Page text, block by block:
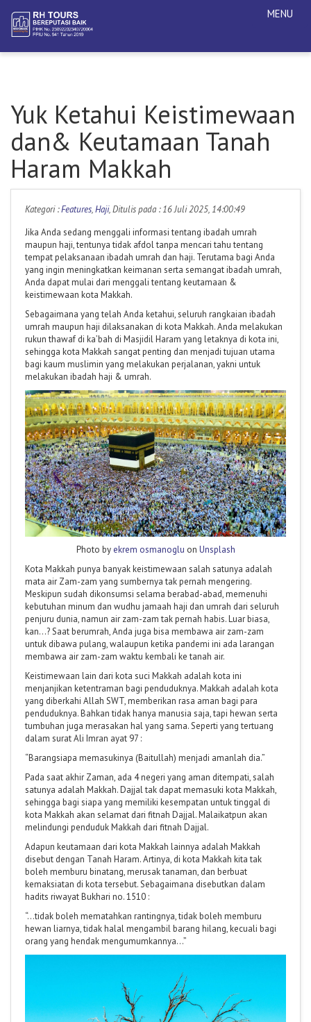
Yuk Ketahui Keistimewaan
dan& Keutamaan Tanah
Haram Makkah
Kategori :Features,Haji, Ditulis pada : 16 Juli 2025, 14:00:49
Jika Anda sedang menggali informasi tentang ibadah umrah
maupun haji, tentunya tidak afdol tanpa mencari tahu tentang
tempat pelaksanaan ibadah umrah dan haji. Terutama bagi Anda
yang ingin meningkatkan keimanan serta semangat ibadah umrah,
Anda dapat mulai dari menggali tentang keutamaan &
keistimewaan kota Makkah.
Sebagaimana yang telah Anda ketahui, seluruh rangkaian ibadah
umrah maupun haji dilaksanakan di kota Makkah. Anda melakukan
rukun thawaf di ka’bah di Masjidil Haram yang letaknya di kota ini,
sehingga kota Makkah sangat penting dan menjadi tujuan utama
bagi kaum muslimin yang melakukan perjalanan, yakni untuk
melakukan ibadah haji & umrah.
Photo by ekrem osmanoglu on Unsplash
Kota Makkah punya banyak keistimewaan salah satunya adalah
mata air Zam-zam yang sumbernya tak pernah mengering.
Meskipun sudah dikonsumsi selama berabad-abad, memenuhi
kebutuhan minum dan wudhu jamaah haji dan umrah dari seluruh
penjuru dunia, namun air zam-zam tak pernah habis. Luar biasa,
kan…? Saat berumrah, Anda juga bisa membawa air zam-zam
untuk dibawa pulang, walaupun ketika pandemi ini ada larangan
membawa air zam-zam waktu kembali ke tanah air.
Keistimewaan lain dari kota suci Makkah adalah kota ini
menjanjikan ketentraman bagi penduduknya. Makkah adalah kota
yang diberkahi Allah SWT, memberikan rasa aman bagi para
penduduknya. Bahkan tidak hanya manusia saja, tapi hewan serta
tumbuhan juga merasakan hal yang sama. Seperti yang tertuang
dalam surat Ali Imran ayat 97 :
“Barangsiapa memasukinya (Baitullah) menjadi amanlah dia.”
Pada saat akhir Zaman, ada 4 negeri yang aman ditempati, salah
satunya adalah Makkah. Dajjal tak dapat memasuki kota Makkah,
sehingga bagi siapa yang memiliki kesempatan untuk tinggal di
kota Makkah akan selamat dari fitnah Dajjal. Malaikatpun akan
melindungi penduduk Makkah dari fitnah Dajjal.
Adapun keutamaan dari kota Makkah lainnya adalah Makkah
disebut dengan Tanah Haram. Artinya, di kota Makkah kita tak
boleh memburu binatang, merusak tanaman, dan berbuat
kemaksiatan di kota tersebut. Sebagaimana disebutkan dalam
hadits riwayat Bukhari no. 1510 :
“…tidak boleh mematahkan rantingnya, tidak boleh memburu
hewan liarnya, tidak halal mengambil barang hilang, kecuali bagi
orang yang hendak mengumumkannya…”
MENU